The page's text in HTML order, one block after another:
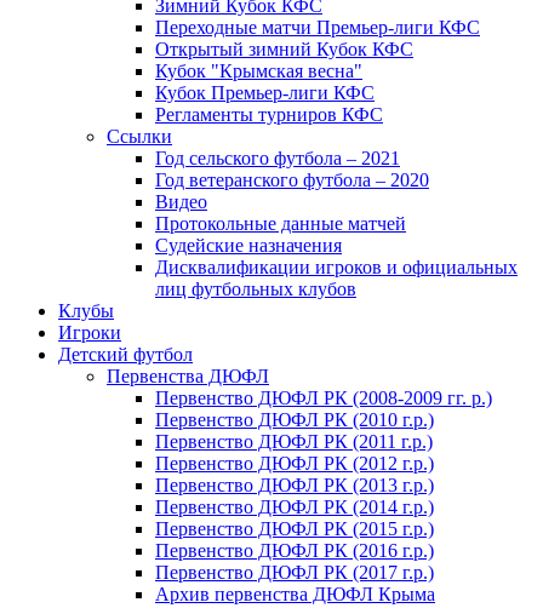
Зимний Кубок КФС
Переходные матчи Премьер-лиги КФС
Открытый зимний Кубок КФС
Кубок "Крымская весна"
Кубок Премьер-лиги КФС
Регламенты турниров КФС
Ссылки
Год сельского футбола – 2021
Год ветеранского футбола – 2020
Видео
Протокольные данные матчей
Судейские назначения
Дисквалификации игроков и официальных
лиц футбольных клубов
Клубы
Игроки
Детский футбол
Первенства ДЮФЛ
Первенство ДЮФЛ РК (2008-2009 гг. р.)
Первенство ДЮФЛ РК (2010 г.р.)
Первенство ДЮФЛ РК (2011 г.р.)
Первенство ДЮФЛ РК (2012 г.р.)
Первенство ДЮФЛ РК (2013 г.р.)
Первенство ДЮФЛ РК (2014 г.р.)
Первенство ДЮФЛ РК (2015 г.р.)
Первенство ДЮФЛ РК (2016 г.р.)
Первенство ДЮФЛ РК (2017 г.р.)
Архив первенства ДЮФЛ Крыма